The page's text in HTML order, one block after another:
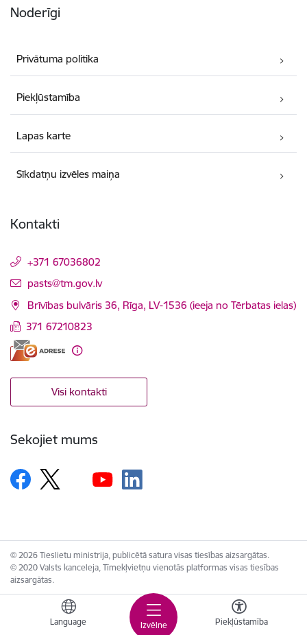
Izvēlne
Language Piekļūstamība
Noderīgi
Privātuma politika
Piekļūstamība
Lapas karte
Sīkdatņu izvēles maiņa
Kontakti
+371 67036802
E-pasts:
pasts@tm.gov.lv
Brīvības bulvāris 36, Rīga, LV-1536 (ieeja no Tērbatas ielas)
371 67210823
Visi kontakti
Sekojiet mums
© 2026 Tieslietu ministrija, publicētā satura visas tiesības aizsargātas.
© 2020 Valsts kanceleja, Tīmekļvietņu vienotās platformas visas tiesības
aizsargātas.